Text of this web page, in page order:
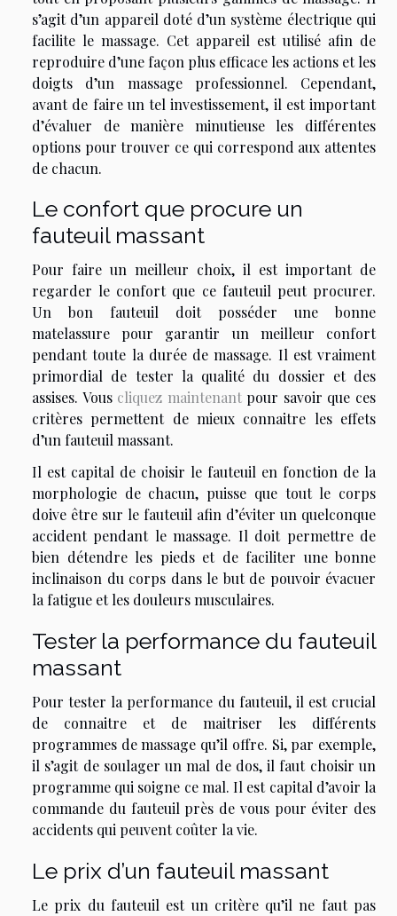
s’agit d’un appareil doté d’un système électrique qui
facilite le massage. Cet appareil est utilisé afin de
reproduire d’une façon plus efficace les actions et les
doigts d’un massage professionnel. Cependant,
avant de faire un tel investissement, il est important
d’évaluer de manière minutieuse les différentes
options pour trouver ce qui correspond aux attentes
de chacun.
Le confort que procure un
fauteuil massant
Pour faire un meilleur choix, il est important de
regarder le confort que ce fauteuil peut procurer.
Un bon fauteuil doit posséder une bonne
matelassure pour garantir un meilleur confort
pendant toute la durée de massage. Il est vraiment
primordial de tester la qualité du dossier et des
assises. Vous cliquez maintenantpour savoir que ces
critères permettent de mieux connaitre les effets
d’un fauteuil massant.
Il est capital de choisir le fauteuil en fonction de la
morphologie de chacun, puisse que tout le corps
doive être sur le fauteuil afin d’éviter un quelconque
accident pendant le massage. Il doit permettre de
bien détendre les pieds et de faciliter une bonne
inclinaison du corps dans le but de pouvoir évacuer
la fatigue et les douleurs musculaires.
Tester la performance du fauteuil
massant
Pour tester la performance du fauteuil, il est crucial
de connaitre et de maitriser les différents
programmes de massage qu’il offre. Si, par exemple,
il s’agit de soulager un mal de dos, il faut choisir un
programme qui soigne ce mal. Il est capital d’avoir la
commande du fauteuil près de vous pour éviter des
accidents qui peuvent coûter la vie.
Le prix d’un fauteuil massant
Le prix du fauteuil est un critère qu’il ne faut pas